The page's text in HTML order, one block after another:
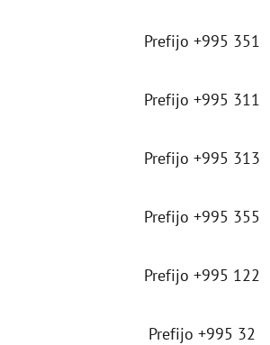
Prefijo +995 351
Prefijo +995 311
Prefijo +995 313
Prefijo +995 355
Prefijo +995 122
Prefijo +995 32